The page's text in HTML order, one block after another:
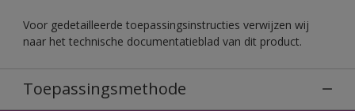
Voor gedetailleerde toepassingsinstructies verwijzen wij
naar het technische documentatieblad van dit product.
Toepassingsmethode